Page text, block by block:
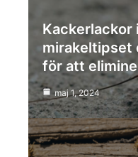
Kackerlackor
mirakeltipset
för att
maj 1, 2024